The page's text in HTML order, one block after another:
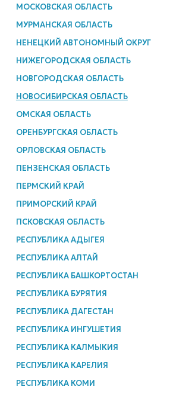
МОСКОВСКАЯ ОБЛАСТЬ
МУРМАНСКАЯ ОБЛАСТЬ
НЕНЕЦКИЙ АВТОНОМНЫЙ ОКРУГ
НИЖЕГОРОДСКАЯ ОБЛАСТЬ
НОВГОРОДСКАЯ ОБЛАСТЬ
НОВОСИБИРСКАЯ ОБЛАСТЬ
ОМСКАЯ ОБЛАСТЬ
ОРЕНБУРГСКАЯ ОБЛАСТЬ
ОРЛОВСКАЯ ОБЛАСТЬ
ПЕНЗЕНСКАЯ ОБЛАСТЬ
ПЕРМСКИЙ КРАЙ
ПРИМОРСКИЙ КРАЙ
ПСКОВСКАЯ ОБЛАСТЬ
РЕСПУБЛИКА АДЫГЕЯ
РЕСПУБЛИКА АЛТАЙ
РЕСПУБЛИКА БАШКОРТОСТАН
РЕСПУБЛИКА БУРЯТИЯ
РЕСПУБЛИКА ДАГЕСТАН
РЕСПУБЛИКА ИНГУШЕТИЯ
РЕСПУБЛИКА КАЛМЫКИЯ
РЕСПУБЛИКА КАРЕЛИЯ
РЕСПУБЛИКА КОМИ